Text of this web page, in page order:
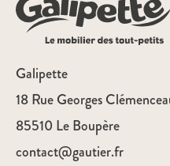
Galipette
18 Rue Georges
85510 Le Boupère
contact@gautier.fr